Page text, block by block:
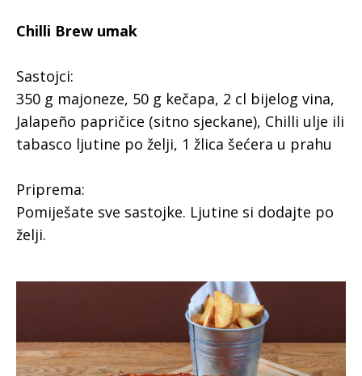
Chilli Brew umak
Sastojci:
350 g majoneze, 50 g kečapa, 2 cl bijelog vina,
Jalapeño papričice (sitno sjeckane), Chilli ulje ili
tabasco ljutine po želji, 1 žlica šećera u prahu
Priprema:
Pomiješate sve sastojke. Ljutine si dodajte po
želji.